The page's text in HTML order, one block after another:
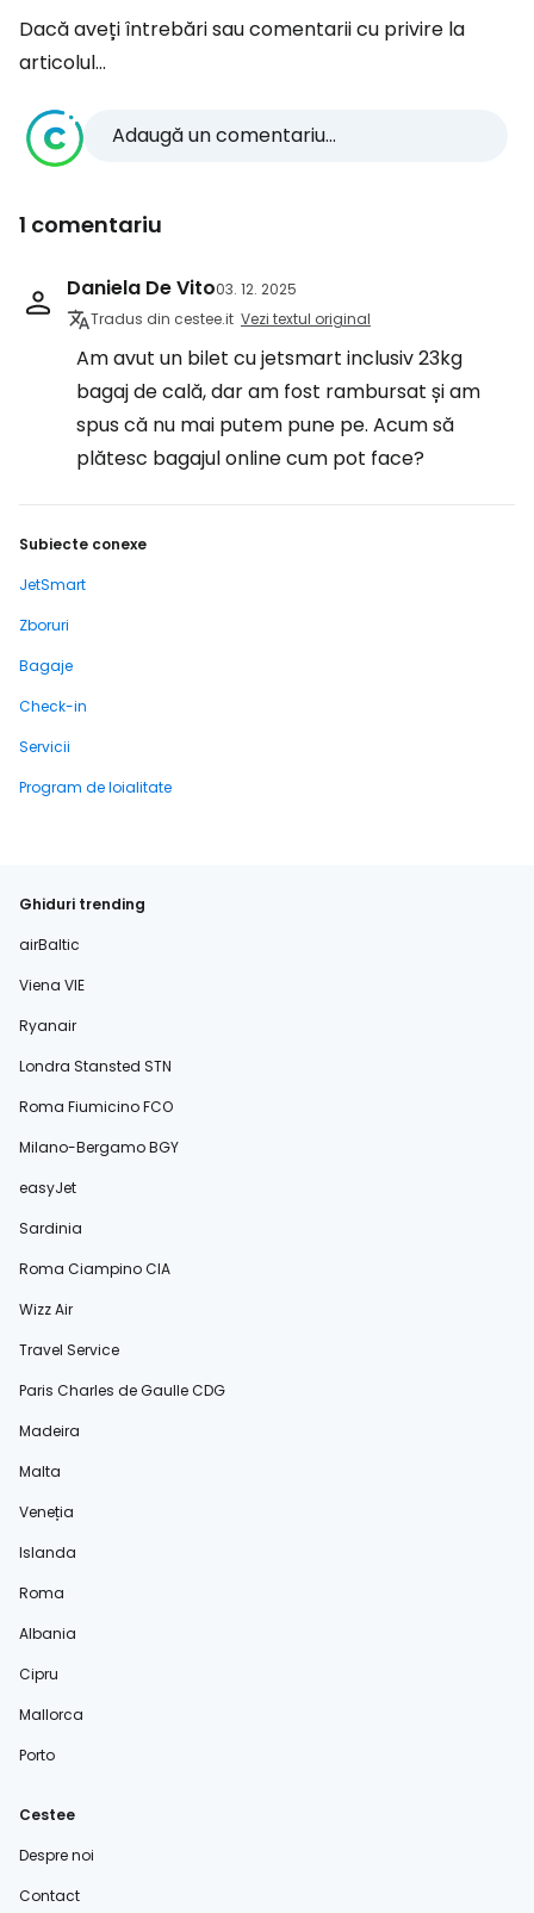
Dacă aveți întrebări sau comentarii cu privire la
articolul...
Adaugă un comentariu...
1 comentariu
Daniela De Vito03. 12. 2025
Tradus din cestee.it Vezi textul original
Am avut un bilet cu jetsmart inclusiv 23kg
bagaj de cală, dar am fost rambursat și am
spus că nu mai putem pune pe. Acum să
plătesc bagajul online cum pot face?
Subiecte conexe
JetSmart
Zboruri
Bagaje
Check-in
Servicii
Program de loialitate
Ghiduri trending
airBaltic
Viena VIE
Ryanair
Londra Stansted STN
Roma Fiumicino FCO
Milano-Bergamo BGY
easyJet
Sardinia
Roma Ciampino CIA
Wizz Air
Travel Service
Paris Charles de Gaulle CDG
Madeira
Malta
Veneția
Islanda
Roma
Albania
Cipru
Mallorca
Porto
Cestee
Despre noi
Contact